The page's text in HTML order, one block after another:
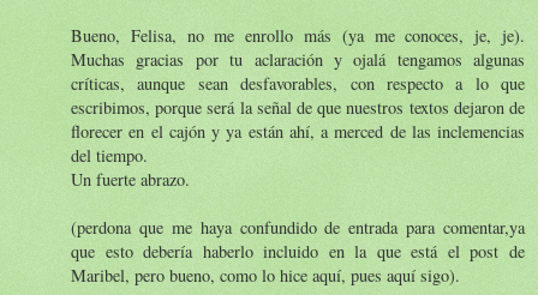
Bueno, Felisa, no me enrollo más (ya me conoces, je, je).
Muchas gracias por tu aclaración y ojalá tengamos algunas
críticas, aunque sean desfavorables, con respecto a lo que
escribimos, porque será la señal de que nuestros textos dejaron de
florecer en el cajón y ya están ahí, a merced de las inclemencias
del tiempo.
Un fuerte abrazo.
(perdona que me haya confundido de entrada para comentar,ya
que esto debería haberlo incluido en la que está el post de
Maribel, pero bueno, como lo hice aquí, pues aquí sigo).